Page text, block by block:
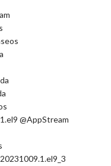
@AppStream